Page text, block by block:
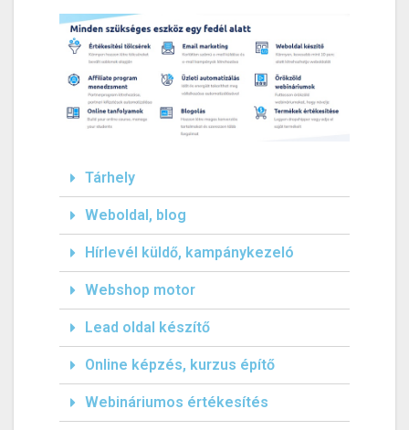
Tárhely
Weboldal, blog
Hírlevél küldő, kampánykezeló
Webshop motor
Lead oldal készítő
Online képzés, kurzus építő
Webináriumos értékesítés